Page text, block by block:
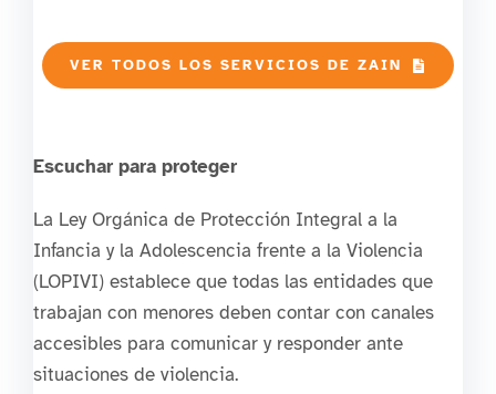
VER TODOS LOS SERVICIOS DE ZAIN
Escuchar para proteger
La Ley Orgánica de Protección Integral a la
Infancia y la Adolescencia frente a la Violencia
(LOPIVI) establece que todas las entidades que
trabajan con menores deben contar con canales
accesibles para comunicar y responder ante
situaciones de violencia.